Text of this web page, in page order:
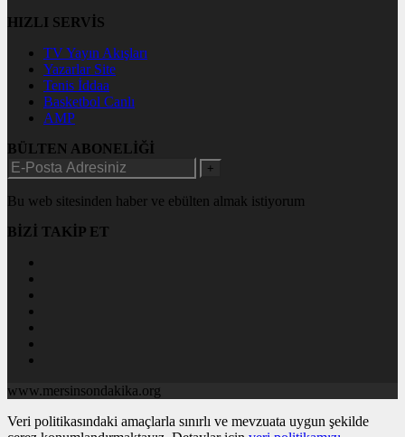
HIZLI SERVİS
TV Yayın Akışları
Yazarlar Site
Tenis İddaa
Basketbol Canlı
AMP
BÜLTEN ABONELİĞİ
+
Bu web sitesinden haber ve ebülten almak istiyorum
BİZİ TAKİP ET
www.mersinsondakika.org
Veri politikasındaki amaçlarla sınırlı ve mevzuata uygun şekilde